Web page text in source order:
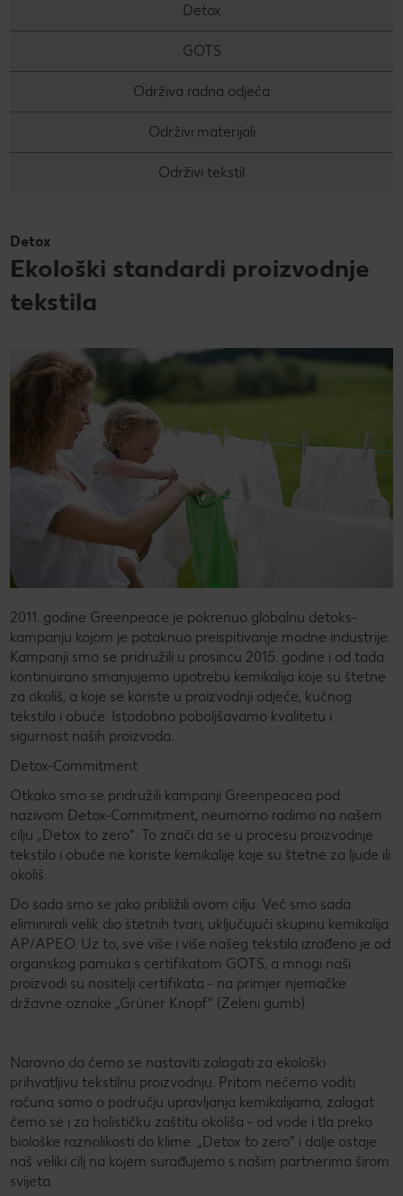
Detox
GOTS
Održiva radna odjeća
Održivi materijali
Održivi tekstil
Detox
Ekološki standardi proizvodnje
tekstila
2011. godine Greenpeace je pokrenuo globalnu detoks-
kampanju kojom je potaknuo preispitivanje modne industrije.
Kampanji smo se pridružili u prosincu 2015. godine i od tada
kontinuirano smanjujemo upotrebu kemikalija koje su štetne
za okoliš, a koje se koriste u proizvodnji odjeće, kućnog
tekstila i obuće. Istodobno poboljšavamo kvalitetu i
sigurnost naših proizvoda.
Detox-Commitment
Otkako smo se pridružili kampanji Greenpeacea pod
nazivom Detox-Commitment, neumorno radimo na našem
cilju „Detox to zero“. To znači da se u procesu proizvodnje
tekstila i obuće ne koriste kemikalije koje su štetne za ljude ili
okoliš.
Do sada smo se jako približili ovom cilju. Već smo sada
eliminirali velik dio štetnih tvari, uključujući skupinu kemikalija
AP/APEO. Uz to, sve više i više našeg tekstila izrađeno je od
organskog pamuka s certifikatom GOTS, a mnogi naši
proizvodi su nositelji certifikata - na primjer njemačke
državne oznake „Grüner Knopf“ (Zeleni gumb).
Naravno da ćemo se nastaviti zalagati za ekološki
prihvatljivu tekstilnu proizvodnju. Pritom nećemo voditi
računa samo o području upravljanja kemikalijama, zalagat
ćemo se i za holističku zaštitu okoliša - od vode i tla preko
biološke raznolikosti do klime. „Detox to zero“ i dalje ostaje
naš veliki cilj na kojem surađujemo s našim partnerima širom
svijeta.